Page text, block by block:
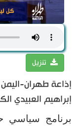
تنزيل
إذاعة طهران-
إبراهيم العبيدي
برنامج سياسي